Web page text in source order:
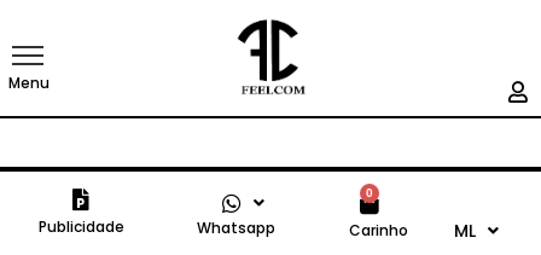
Menu
Publicidade Whatsapp
0
Carinho ML